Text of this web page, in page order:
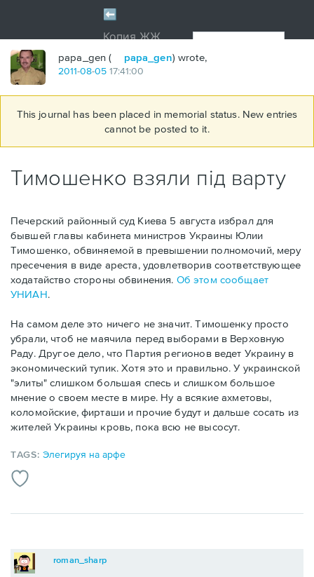
papa_gen ( papa_gen) wrote,
2011-08-05 17:41:00
This journal has been placed in memorial status. New entries
cannot be posted to it.
Тимошенко взяли під варту
Печерский районный суд Киева 5 августа избрал для
бывшей главы кабинета министров Украины Юлии
Тимошенко, обвиняемой в превышении полномочий, меру
пресечения в виде ареста, удовлетворив соответствующее
ходатайство стороны обвинения. Об этом сообщает
УНИАН.
На самом деле это ничего не значит. Тимошенку просто
убрали, чтоб не маячила перед выборами в Верховную
Раду. Другое дело, что Партия регионов ведет Украину в
экономический тупик. Хотя это и правильно. У украинской
"элиты" слишком большая спесь и слишком большое
мнение о своем месте в мире. Ну а всякие ахметовы,
коломойские, фирташи и прочие будут и дальше сосать из
жителей Украины кровь, пока всю не высосут.
TAGS:Элегируя на арфе
roman_sharp